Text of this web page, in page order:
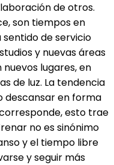
de otros.
son tiempos en
de servicio
y nuevas áreas
lugares, en
de luz. La tendencia
descansar en forma
esto trae
no es sinónimo
y el tiempo libre
y seguir más